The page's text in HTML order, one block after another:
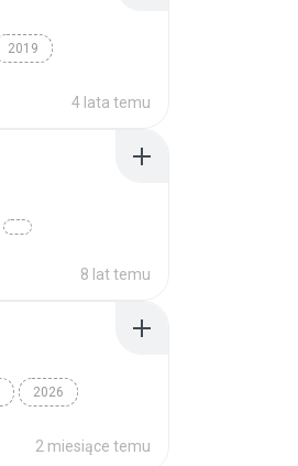
2019
4 lata temu
8 lat temu
2026
2 miesiące temu